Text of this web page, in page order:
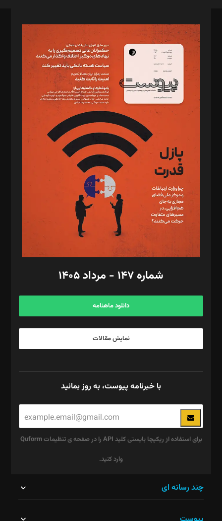
مدیر مسئول: محمدباقر اثنی‌عشری
سردبیر: مهرک محمودی
دبیر تحریریه: میثم قاسمی
د‌بیر ناداستان: سمانه سمیع
د‌بیر خدمت و تجارت: ابوالفضل رجبی
د‌بیر حقوق فناوری: حسام‌الدین ایپکچی
د‌بیر پیوست جهان: مینا پاکدل
د‌بیر تحریریه آنلاین: بابک نقاش
تحریریه‌: مجتبی محمود‌ی، آرش برهمند، یسنا امان‌پور، سروش کرمیان،
مصطفی مسجدی آرانی، ابوالفضل رجبی، زهرا فکرانه، فائزه فتحی
رستمی،مصطفی باستان
ویرایش: نگار استاد‌‌آقا
طراح یونیفرم: مجید توکلی
فیلمبرداری و عکاسی: امیر شفیعی، مانی لطفی زاده
گرافیک و صفحه‌آرایی: سید‌سبحان‌علی ثابت
مد‌یر توسعه تجاری: کامبیز برید‌
امور مالی: شاپور رهبری، محمد‌ کاظمی‌نیا
آگهی و مشترکین: ۰۹۱۹۹۹۹۰۴۵۴
شماره ۱۴۷ - مرداد ۱۴۰۵
دانلود ماهنامه
نمایش مقالات
با خبرنامه پیوست، به روز بمانید
برای استفاده از ریکپچا بایستی کلید API را در صفحه ی تنظیمات Quform
وارد کنید.
چند رسانه ای